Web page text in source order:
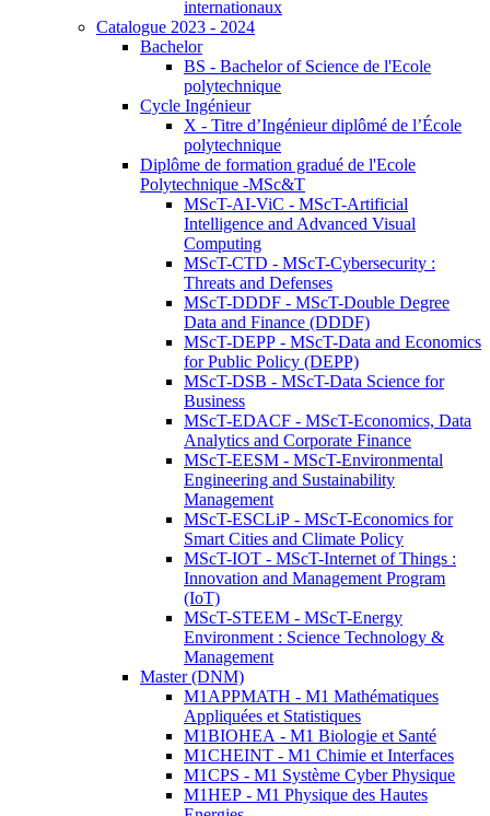
internationaux
Catalogue 2023 - 2024
Bachelor
BS - Bachelor of Science de l'Ecole
polytechnique
Cycle Ingénieur
X - Titre d’Ingénieur diplômé de l’École
polytechnique
Diplôme de formation gradué de l'Ecole
Polytechnique -MSc&T
MScT-AI-ViC - MScT-Artificial
Intelligence and Advanced Visual
Computing
MScT-CTD - MScT-Cybersecurity :
Threats and Defenses
MScT-DDDF - MScT-Double Degree
Data and Finance (DDDF)
MScT-DEPP - MScT-Data and Economics
for Public Policy (DEPP)
MScT-DSB - MScT-Data Science for
Business
MScT-EDACF - MScT-Economics, Data
Analytics and Corporate Finance
MScT-EESM - MScT-Environmental
Engineering and Sustainability
Management
MScT-ESCLiP - MScT-Economics for
Smart Cities and Climate Policy
MScT-IOT - MScT-Internet of Things :
Innovation and Management Program
(IoT)
MScT-STEEM - MScT-Energy
Environment : Science Technology &
Management
Master (DNM)
M1APPMATH - M1 Mathématiques
Appliquées et Statistiques
M1BIOHEA - M1 Biologie et Santé
M1CHEINT - M1 Chimie et Interfaces
M1CPS - M1 Système Cyber Physique
M1HEP - M1 Physique des Hautes